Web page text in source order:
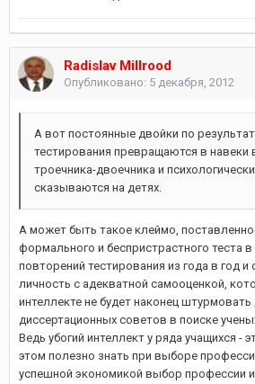
Radislav Millrood
Опубликовано: 5 декабря, 2012
А вот постоянные двойки по
тестирования превращаются в навеки
троечника-двоечника и
сказываются на детях.
А может быть такое клеймо,
формального и беспристрастного теста
повторений тестирования из года в год и
личность с адекватной самооценкой,
интеллекте не будет наконец штурмовать
диссертационных советов в поиске
Ведь убогий интеллект у ряда учащихся -
этом полезно знать при выборе
успешной экономикой выбор профессии и